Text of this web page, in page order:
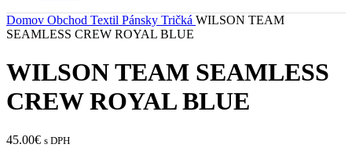
Domov Obchod Textil Pánsky Tričká WILSON TEAM
SEAMLESS CREW ROYAL BLUE
WILSON TEAM SEAMLESS
CREW ROYAL BLUE
45.00€ s DPH